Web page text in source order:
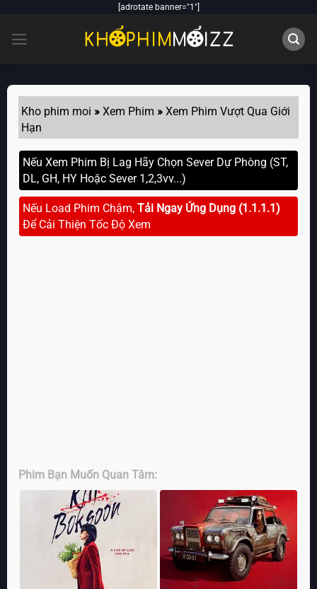
content
[adrotate banner="1"]
Kho phim moi »Xem Phim »Xem Phim Vượt Qua Giới
Hạn
Nếu Xem Phim Bị Lag Hãy Chọn Sever Dự Phòng (ST,
DL, GH, HY Hoặc Sever 1,2,3vv...)
Nếu Load Phim Chậm,Tải Ngay Ứng Dụng (1.1.1.1)
Để Cải Thiện Tốc Độ Xem
Phim Bạn Muốn Quan Tâm: